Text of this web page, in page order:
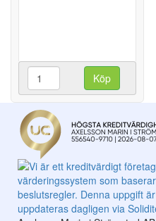
Köp